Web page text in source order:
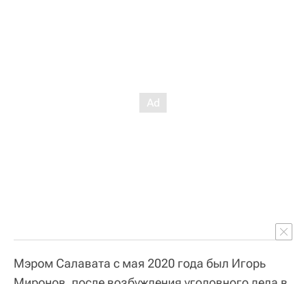
Мэром Салавата с мая 2020 года был Игорь